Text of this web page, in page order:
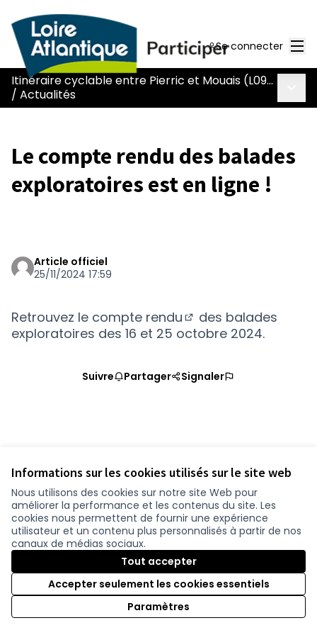
Informations sur les cookies utilisés sur le site web
Nous utilisons des cookies sur notre site Web pour
améliorer la performance et les contenus du site. Les
cookies nous permettent de fournir une expérience
utilisateur et un contenu plus personnalisés à partir de nos
canaux de médias sociaux.
Tout accepter
Accepter seulement les cookies essentiels
Paramètres
Se connecter
Itinéraire cyclable entre Pierric et Mouais (L090)
/ Actualités
Le compte rendu des balades
exploratoires est en ligne !
Article officiel
25/11/2024 17:59
Retrouvez le compte rendu
(S'ouvre dans un
des balades
exploratoires des 16 et 25 octobre 2024.
Suivre Partager Signaler
Conditions d'utilisation
Paramètres des cookies
participer.loire-atlantique.fr sur Facebook
(Nouvelle fenêtre)
participer.loire-atlantique.fr sur Instagram
(Nouvelle fenêtre)
participer.loire-atlantique.fr sur YouTube
(Nouvelle fenêtre)
Site réalisé grâce aulogiciel libre Decidim
(Nouvelle fenêtre)
.
Licence
(Nouvelle